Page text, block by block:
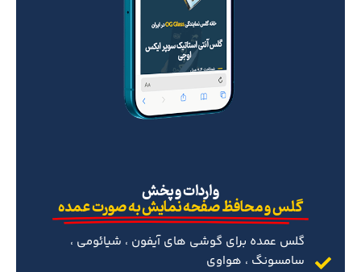
‌واردات و پخش
گلس و محافظ صفحه نمایش به صورت عمده
گلس عمده برای گوشی های آیفون ، شیائومی ،
سامسونگ ، هواوی